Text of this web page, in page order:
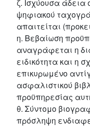
ζ. Ισχύουσα άδεια
ψηφιακού
απαιτείται
η. Βεβαίωση
αναγράφεται η
ειδικότητα και η
επικυρωμένο
ασφαλιστικού
προϋπηρεσίας
θ. Σύντομο
πρόσληψη